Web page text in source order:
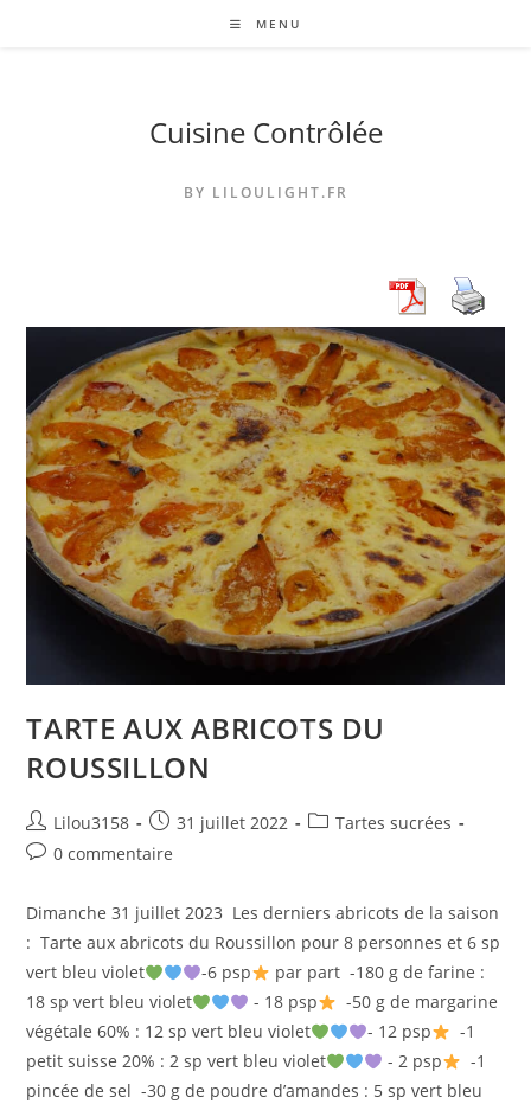
MENU
Cuisine Contrôlée
BY LILOULIGHT.FR
TARTE AUX ABRICOTS DU
ROUSSILLON
Auteur/autrice
de
Lilou3158
Publication
publiée :
31 juillet 2022
PostTartes sucrées
Commentaires
la
0 commentaire
Dimanche 31 juillet 2023 Les derniers abricots de la saison
: Tarte aux abricots du Roussillon pour 8 personnes et 6 sp
vert bleu violet
-6 psp
par part -180 g de farine :
18 sp vert bleu violet
- 18 psp
-50 g de margarine
végétale 60% : 12 sp vert bleu violet
- 12 psp
-1
petit suisse 20% : 2 sp vert bleu violet
- 2 psp
-1
pincée de sel -30 g de poudre d’amandes : 5 sp vert bleu